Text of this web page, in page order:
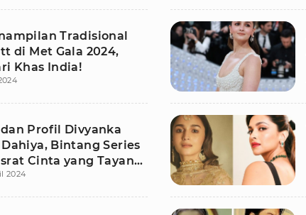
Tradisional
di Met Gala 2024,
Khas India!
Profil Divyanka
Bintang Series
Cinta yang Tayang
2024